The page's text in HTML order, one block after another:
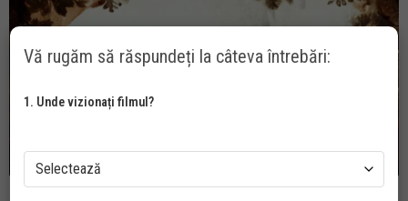
Vă rugăm să răspundeți la câteva întrebări:
1. Unde vizionați filmul?